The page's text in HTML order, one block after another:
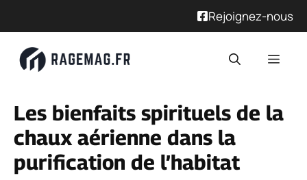
Rejoignez-nous
Les bienfaits spirituels de la
chaux aérienne dans la
purification de l’habitat